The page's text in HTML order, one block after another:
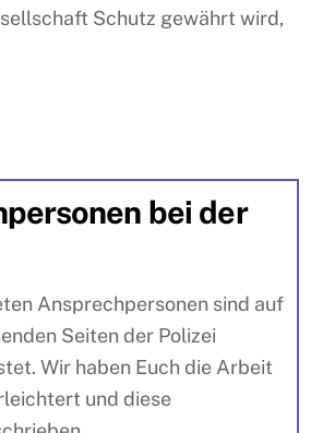
Schutz gewährt wird,
bei der
Ansprechpersonen sind auf
Seiten der Polizei
Wir haben Euch die Arbeit
und diese